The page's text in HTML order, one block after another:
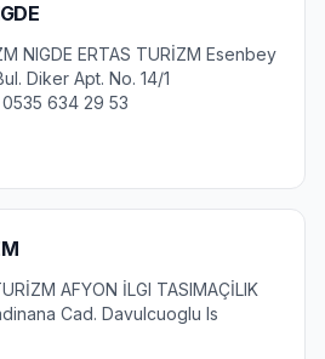
NIGDE ERTAS TURİZM Esenbey
Diker Apt. No. 14/1
634 29 53
AFYON İLGI TASIMAÇİLIK
Cad. Davulcuoglu Is